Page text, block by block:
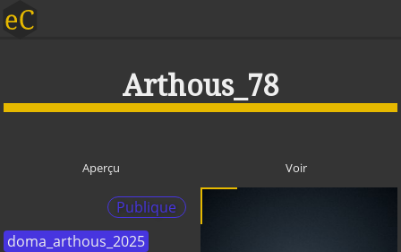
Arthous_78
Aperçu Voir
Publique
doma_arthous_2025